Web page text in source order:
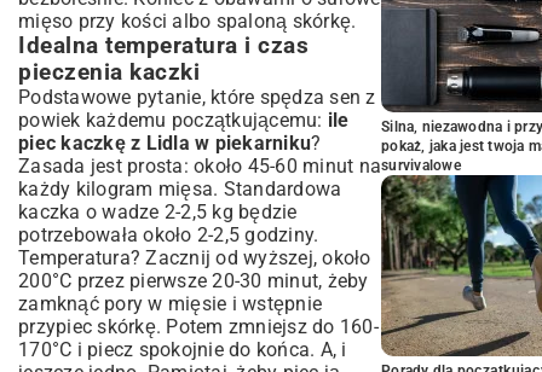
mięso przy kości albo spaloną skórkę.
Idealna temperatura i czas
pieczenia kaczki
Podstawowe pytanie, które spędza sen z
powiek każdemu początkującemu: ile
piec kaczkę z Lidla w piekarniku?
Zasada jest prosta: około 45-60 minut na
każdy kilogram mięsa. Standardowa
kaczka o wadze 2-2,5 kg będzie
potrzebowała około 2-2,5 godziny.
Temperatura? Zacznij od wyższej, około
200°C przez pierwsze 20-30 minut, żeby
zamknąć pory w mięsie i wstępnie
przypiec skórkę. Potem zmniejsz do 160-
170°C i piecz spokojnie do końca. A, i
Silna, niezawodna i
pokaż, jaka jest twoja
survivalowe